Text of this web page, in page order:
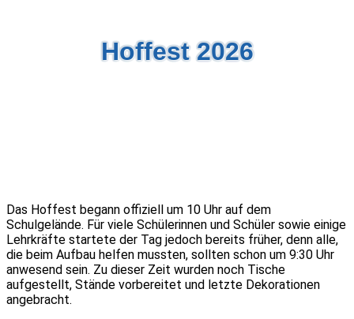
Hoffest 2026
Das Hoffest begann offiziell um 10 Uhr auf dem
Schulgelände. Für viele Schülerinnen und Schüler sowie einige
Lehrkräfte startete der Tag jedoch bereits früher, denn alle,
die beim Aufbau helfen mussten, sollten schon um 9:30 Uhr
anwesend sein. Zu dieser Zeit wurden noch Tische
aufgestellt, Stände vorbereitet und letzte Dekorationen
angebracht.